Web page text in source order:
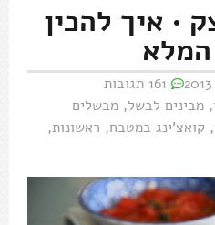
• איך להכין
161 תגובות
, מבינים לבשל, מבשלים
, קואצ'ינג במטבח, ראשונות,